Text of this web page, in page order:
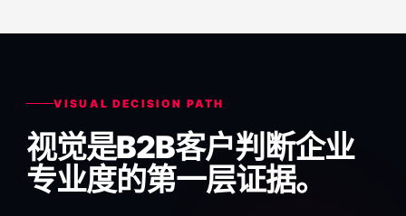
VISUAL DECISION PATH
视觉是B2B客户判断企业
专业度的第一层证据。